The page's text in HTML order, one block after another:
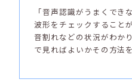
「音声認識がうまくでき
波形をチェックすること
音割れなどの状況がわか
で見ればよいかその方法